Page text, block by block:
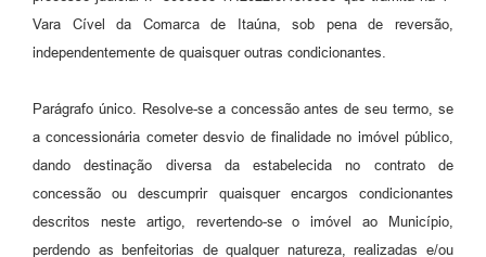
Vara Cível da Comarca de Itaúna, sob pena de reversão,
independentemente de quaisquer outras condicionantes.
Parágrafo único. Resolve-se a concessão antes de seu termo, se
a concessionária cometer desvio de finalidade no imóvel público,
dando destinação diversa da estabelecida no contrato de
concessão ou descumprir quaisquer encargos condicionantes
descritos neste artigo, revertendo-se o imóvel ao Município,
perdendo as benfeitorias de qualquer natureza, realizadas e/ou